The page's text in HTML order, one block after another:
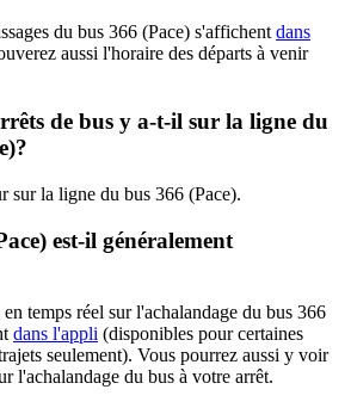
du bus 366 (Pace) s'affichent dans
aussi l'horaire des départs à venir
de bus y a-t-il sur la ligne du
sur la ligne du bus 366 (Pace).
est-il généralement
temps réel sur l'achalandage du bus 366
dans l'appli (disponibles pour certaines
seulement). Vous pourrez aussi y voir
l'achalandage du bus à votre arrêt.